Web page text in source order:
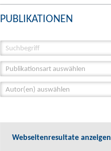
PUBLIKATIONEN
Publikationsart auswählen
Autor(en) auswählen
Webseitenresultate anzeigen